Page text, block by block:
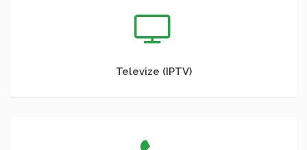
Televize (IPTV)